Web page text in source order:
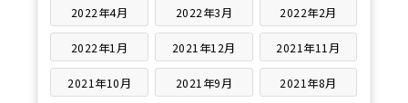
2022年4月 2022年3月 2022年2月
2022年1月 2021年12月 2021年11月
2021年10月 2021年9月 2021年8月